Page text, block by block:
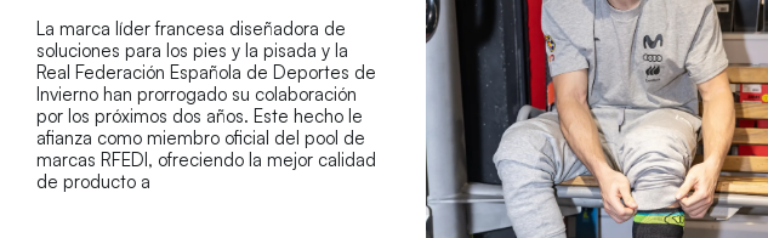
La marca líder francesa diseñadora de
soluciones para los pies y la pisada y la
Real Federación Española de Deportes de
Invierno han prorrogado su colaboración
por los próximos dos años. Este hecho le
afianza como miembro oficial del pool de
marcas RFEDI, ofreciendo la mejor calidad
de producto a